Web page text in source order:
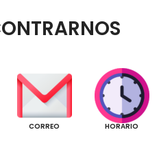
CORREO HORARIO